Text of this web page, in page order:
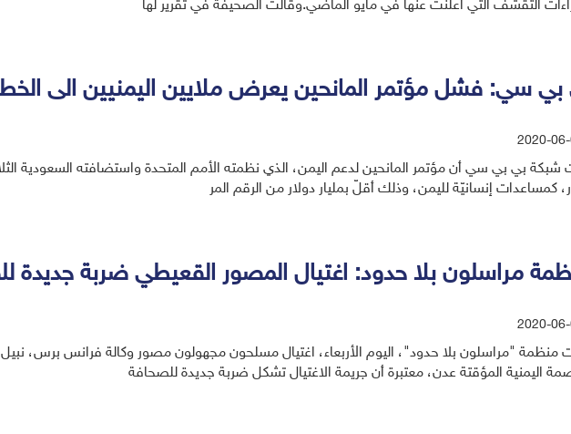
التقشف التي أعلنت عنها في مايو الماضي.وقالت الصحيفة في تقرير لها
بي سي: فشل مؤتمر المانحين يعرض ملايين اليمنيين الى
2020-
كمساعدات إنسانيّة لليمن، وذلك أقلّ بمليار دولار من الرقم المر
مراسلون بلا حدود: اغتيال المصور القعيطي ضربة جديدة
2020-
منظمة "مراسلون بلا حدود"، اليوم الأربعاء، اغتيال مسلحون مجهولون مصور وكالة فرانس برس،
اليمنية المؤقتة عدن، معتبرة أن جريمة الاغتيال تشكل ضربة جديدة للصحافة